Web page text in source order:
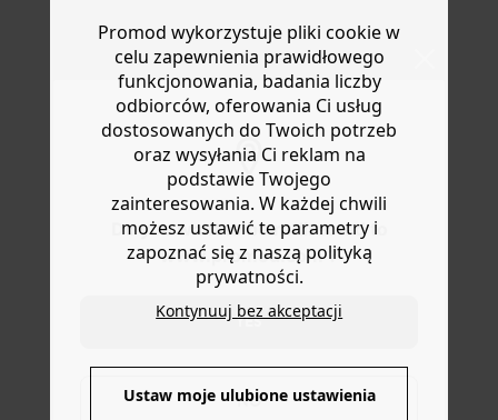
Do you want to be redirected to
www.promod.com ?
YES
NO
lub wymianę.
oryginalny wygląd. Kolor może się z czasem wyprać lub
wyblaknąć. Prosty krój. Okrągły dekolt. Zawiera bawełnę
pochodzącą z upraw ekologicznych, uprawianą bez
pestycydów, nawozów chemicznych i GMO w celu
zachowania bioróżnorodności.
DOSTAWA DO PACZKOMATÓW
4 do 6 dni roboczych
Promod wykorzystuje pliki cookie w
celu zapewnienia prawidłowego
funkcjonowania, badania liczby
odbiorców, oferowania Ci usług
dostosowanych do Twoich potrzeb
oraz wysyłania Ci reklam na
podstawie Twojego
zainteresowania. W każdej chwili
możesz ustawić te parametry i
zapoznać się z naszą polityką
prywatności.
Kontynuuj bez akceptacji
Ustaw moje ulubione ustawienia